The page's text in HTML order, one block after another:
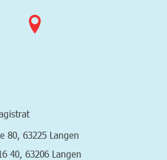
Navigation
80 63225 Langen
40, 63206 Langen